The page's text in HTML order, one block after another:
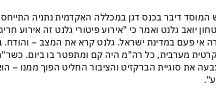
המוסד דיבר בכנס דגן במכללה האקדמית נתניה
יואב גלנט ואמר כי "אירוע פיטורי גלנט זה אירוע
אי פעם במדינת ישראל. גלנט קרא את המצב – והודח.
מערבית, כל רה"מ היה קם ומתפטר בו ביום.
את סוגיית הברקזיט והציבור החליט הפוך ממנו –